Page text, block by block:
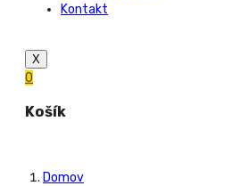
Kontakt
X
0
Košík
Domov